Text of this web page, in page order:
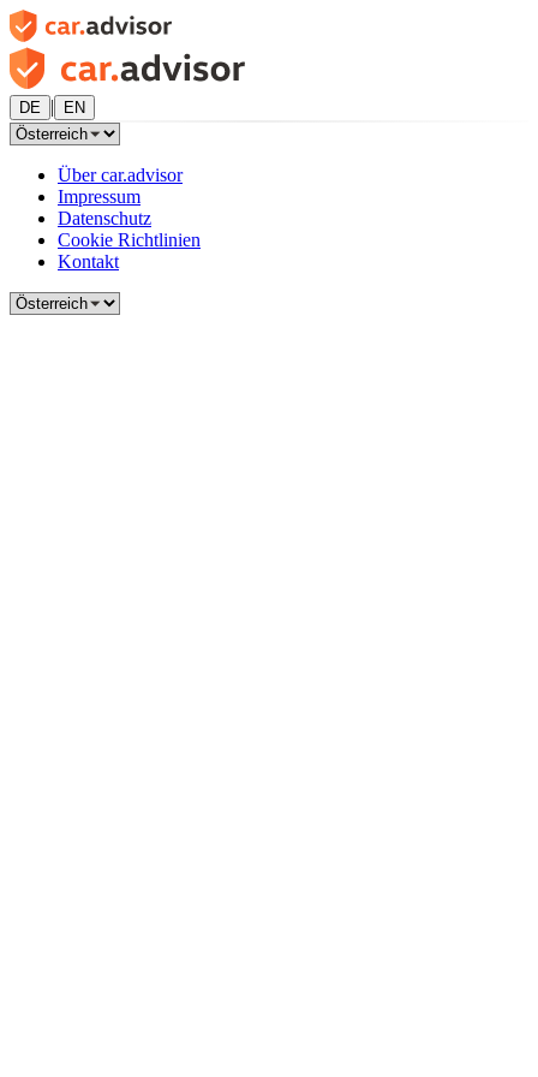
DE | EN
Über car.advisor
Impressum
Datenschutz
Cookie Richtlinien
Kontakt